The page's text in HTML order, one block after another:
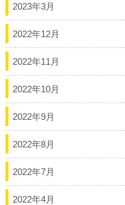
2023年3月
2022年12月
2022年11月
2022年10月
2022年9月
2022年8月
2022年7月
2022年4月